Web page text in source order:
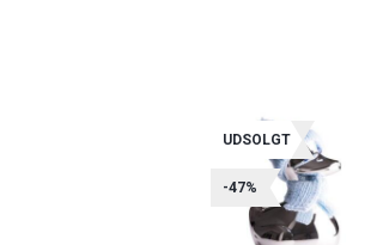
UDSOLGT
-47%